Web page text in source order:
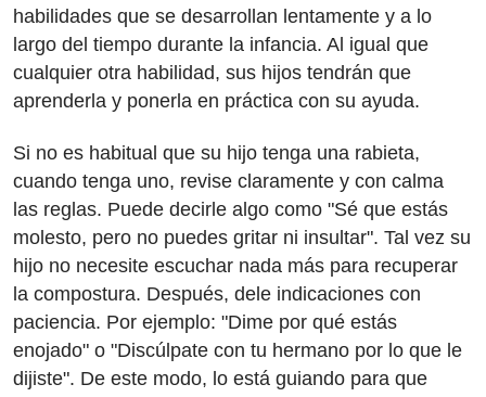
habilidades que se desarrollan lentamente y a lo
largo del tiempo durante la infancia. Al igual que
cualquier otra habilidad, sus hijos tendrán que
aprenderla y ponerla en práctica con su ayuda.
Si no es habitual que su hijo tenga una rabieta,
cuando tenga uno, revise claramente y con calma
las reglas. Puede decirle algo como "Sé que estás
molesto, pero no puedes gritar ni insultar". Tal vez su
hijo no necesite escuchar nada más para recuperar
la compostura. Después, dele indicaciones con
paciencia. Por ejemplo: "Dime por qué estás
enojado" o "Discúlpate con tu hermano por lo que le
dijiste". De este modo, lo está guiando para que